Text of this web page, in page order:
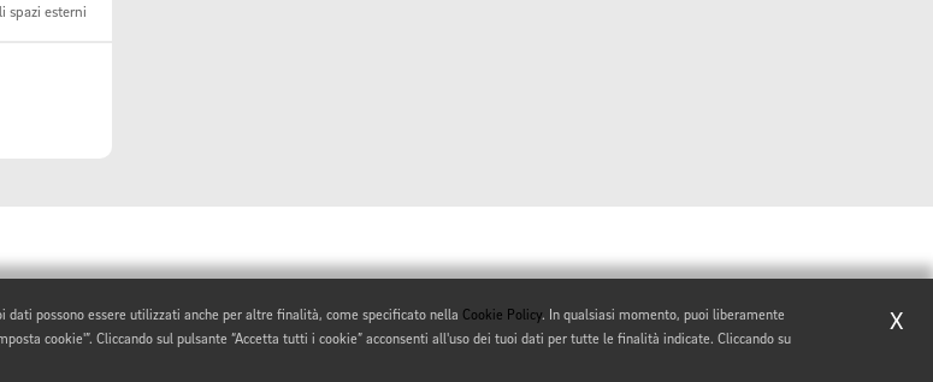
spazi esterni
possono essere utilizzati anche per altre finalità, come specificato nella Cookie Policy. In qualsiasi momento, puoi liberamente
cookie'”. Cliccando sul pulsante “Accetta tutti i cookie” acconsenti all'uso dei tuoi dati per tutte le finalità indicate. Cliccando su
X